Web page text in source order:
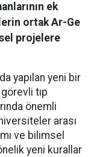
ek
ortak Ar-Ge
projelere
yapılan yeni bir
tıp
önemli
arası
ve bilimsel
yeni kurallar